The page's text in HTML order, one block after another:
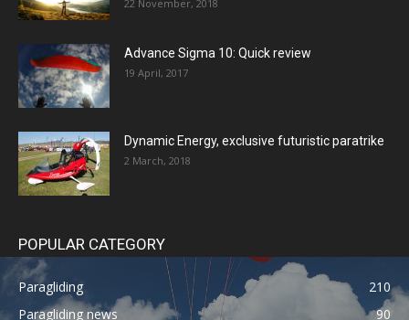
22 November, 2018
Advance Sigma 10: Quick review
19 April, 2017
Dynamic Energy, exclusive futuristic paratrike
2 March, 2018
POPULAR CATEGORY
Paragliding
210
Paragliding news
90